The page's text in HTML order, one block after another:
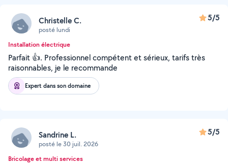
Christelle C.
posté lundi
5/5
Installation électrique
Parfait 👍. Professionnel compétent et sérieux, tarifs très
raisonnables, je le recommande
Expert dans son domaine
Sandrine L.
posté le 30 juil. 2026
5/5
Bricolage et multi services